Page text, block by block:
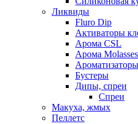
Ликвиды
Fluro Dip
Активаторы
Арома CSL
Арома Molasses
Ароматизаторы
Бустеры
Дипы, спреи
Спреи
Макуха, жмых
Пеллетс